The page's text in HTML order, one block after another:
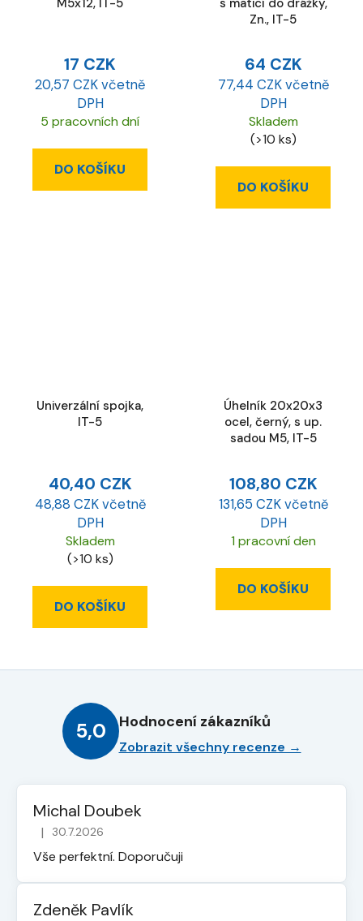
17 CZK
20,57 CZK včetně
DPH
5 pracovních dní
DO KOŠÍKU
Zn., IT-5
64 CZK
77,44 CZK včetně
DPH
Skladem
(>10 ks)
DO KOŠÍKU
Univerzální spojka,
IT-5
40,40 CZK
48,88 CZK včetně
DPH
Skladem
(>10 ks)
DO KOŠÍKU
Úhelník 20x20x3
ocel, černý, s up.
sadou M5, IT-5
108,80 CZK
131,65 CZK včetně
DPH
1 pracovní den
DO KOŠÍKU
5,0 Hodnocení zákazníků
Zobrazit všechny recenze →
Michal Doubek
Hodnocení obchodu je 5 z 5 hvězdiček.
| 30.7.2026
Vše perfektní. Doporučuji
Zdeněk Pavlík